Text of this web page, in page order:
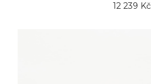
12 239 Kč